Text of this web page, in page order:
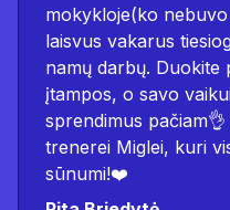
mokykloje(ko
laisvus vakarus
namų darbų. Duokite
įtampos, o savo
sprendimus
trenerei Miglei, kuri
sūnumi!❤️